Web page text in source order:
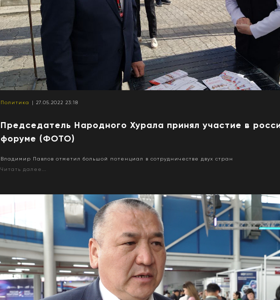
Политика | 27.05.2022 23:18
Председатель Народного Хурала принял участие в
форуме (ФОТО)
Владимир Павлов отметил большой потенциал в сотрудничестве двух стран
Читать далее...